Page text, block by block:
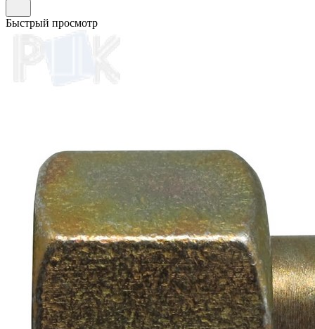
Быстрый просмотр